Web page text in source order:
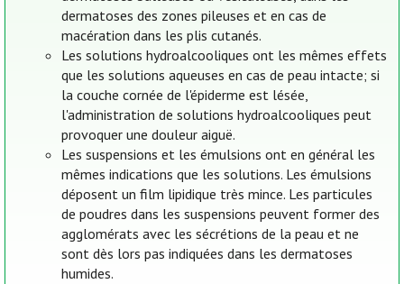
dermatoses des zones pileuses et en cas de
macération dans les plis cutanés.
Les solutions hydroalcooliques ont les mêmes effets
que les solutions aqueuses en cas de peau intacte; si
la couche cornée de l'épiderme est lésée,
l'administration de solutions hydroalcooliques peut
provoquer une douleur aiguë.
Les suspensions et les émulsions ont en général les
mêmes indications que les solutions. Les émulsions
déposent un film lipidique très mince. Les particules
de poudres dans les suspensions peuvent former des
agglomérats avec les sécrétions de la peau et ne
sont dès lors pas indiquées dans les dermatoses
humides.